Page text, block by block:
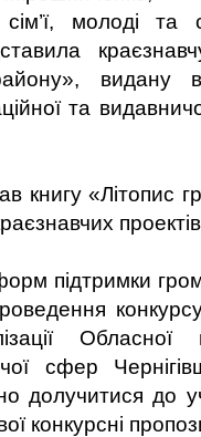
молоді та
району»,
та
книгу «Літопис
підтримки
Обласної
сфер
долучитися до
конкурсні